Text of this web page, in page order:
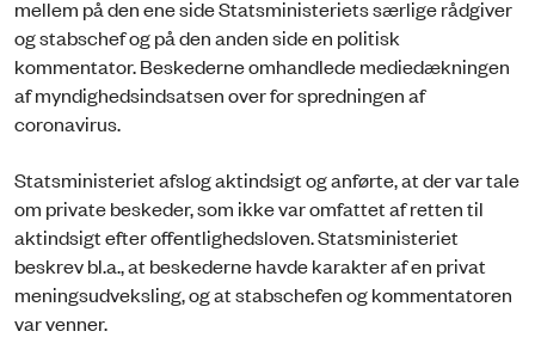
mellem på den ene side Statsministeriets særlige rådgiver
og stabschef og på den anden side en politisk
kommentator. Beskederne omhandlede mediedækningen
af myndighedsindsatsen over for spredningen af
coronavirus.
Statsministeriet afslog aktindsigt og anførte, at der var tale
om private beskeder, som ikke var omfattet af retten til
aktindsigt efter offentlighedsloven. Statsministeriet
beskrev bl.a., at beskederne havde karakter af en privat
meningsudveksling, og at stabschefen og kommentatoren
var venner.